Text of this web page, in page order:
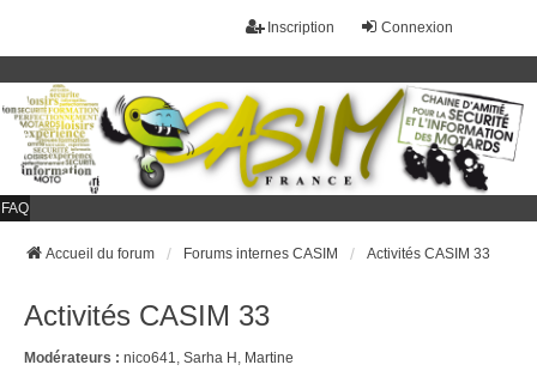
Connexion
Inscription
FAQ
Accueil du forum Forums internes CASIM Activités CASIM 33
Activités CASIM 33
Modérateurs : nico641, Sarha H , Martine